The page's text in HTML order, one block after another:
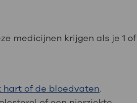
medicijnen krijgen als je 1 of
hart of de bloedvaten.